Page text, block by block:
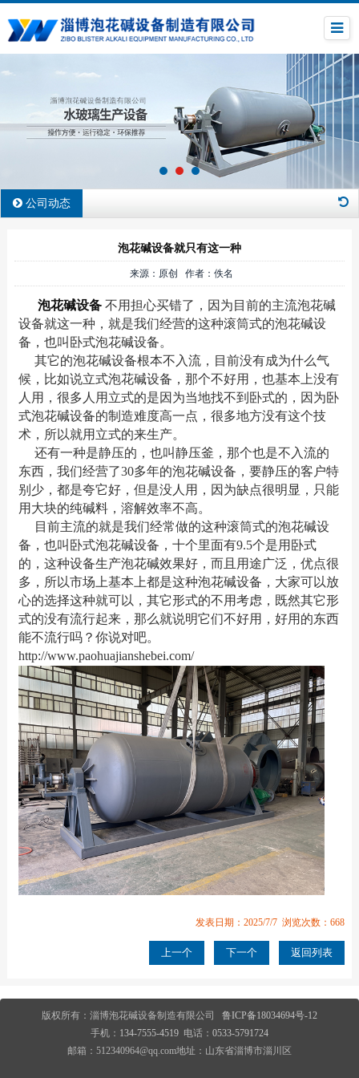
公司动态
泡花碱设备就只有这一种
来源：原创 作者：佚名
泡花碱设备 不用担心买错了，因为目前的主流泡花碱
设备就这一种，就是我们经营的这种滚筒式的泡花碱设
备，也叫卧式泡花碱设备。
其它的泡花碱设备根本不入流，目前没有成为什么气
候，比如说立式泡花碱设备，那个不好用，也基本上没有
人用，很多人用立式的是因为当地找不到卧式的，因为卧
式泡花碱设备的制造难度高一点，很多地方没有这个技
术，所以就用立式的来生产。
还有一种是静压的，也叫静压釜，那个也是不入流的
东西，我们经营了30多年的泡花碱设备，要静压的客户特
别少，都是夸它好，但是没人用，因为缺点很明显，只能
用大块的纯碱料，溶解效率不高。
目前主流的就是我们经常做的这种滚筒式的泡花碱设
备，也叫卧式泡花碱设备，十个里面有9.5个是用卧式
的，这种设备生产泡花碱效果好，而且用途广泛，优点很
多，所以市场上基本上都是这种泡花碱设备，大家可以放
心的选择这种就可以，其它形式的不用考虑，既然其它形
式的没有流行起来，那么就说明它们不好用，好用的东西
能不流行吗？你说对吧。
http://www.paohuajianshebei.com/
发表日期：2025/7/7 浏览次数：668
上一个 下一个 返回列表
版权所有：淄博泡花碱设备制造有限公司 鲁ICP备18034694号-12
手机： 134-7555-4519电话： 0533-5791724
邮箱：512340964@qq.com地址：山东省淄博市淄川区